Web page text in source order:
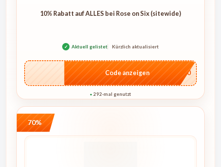
10% Rabatt auf ALLES bei Rose on Six (sitewide)
✓ Aktuell gelistet Kürzlich aktualisiert
…4U10
Code anzeigen
● 292-mal genutzt
70%